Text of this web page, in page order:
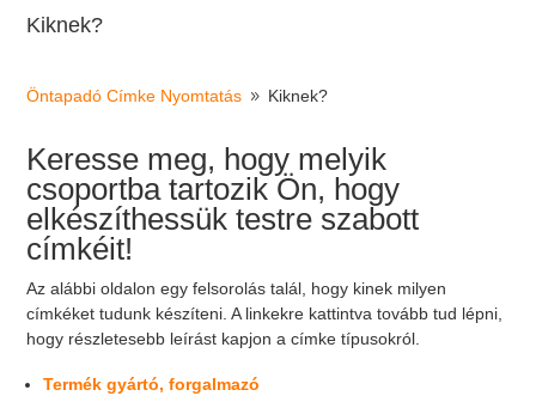
Kiknek?
Öntapadó Címke Nyomtatás 9 Kiknek?
Keresse meg, hogy melyik
csoportba tartozik Ön, hogy
elkészíthessük testre szabott
címkéit!
Az alábbi oldalon egy felsorolás talál, hogy kinek milyen
címkéket tudunk készíteni. A linkekre kattintva tovább tud lépni,
hogy részletesebb leírást kapjon a címke típusokról.
Termék gyártó, forgalmazó